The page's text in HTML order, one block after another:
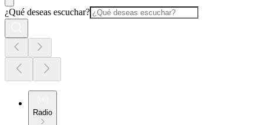
¿Qué deseas escuchar?
Radio